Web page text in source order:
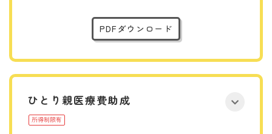
PDFダウンロード
ひとり親医療費助成
所得制限有